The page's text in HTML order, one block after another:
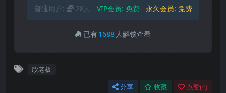
普通用户: 28元 VIP会员: 免费 永久会员: 免费
已有1688 人解锁查看
欣老板
分享 收藏 点赞(4)